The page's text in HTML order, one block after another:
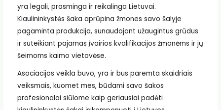
yra legali, prasminga ir reikalinga Lietuvai.
Kiaulininkystės šaka aprūpina žmones savo šalyje
pagaminta produkcija, sunaudojant užaugintus grūdus
ir suteikiant pajamas įvairios kvalifikacijos žmonėms ir jų
šeimoms kaimo vietovėse.
Asociacijos veikla buvo, yra ir bus paremta skaidriais
veiksmais, kuomet mes, būdami savo šakos
profesionalai siūlome kaip geriausiai padėti